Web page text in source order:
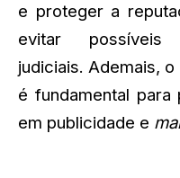
e proteger a
evitar
judiciais. Ademais,
é fundamental
em publicidade e